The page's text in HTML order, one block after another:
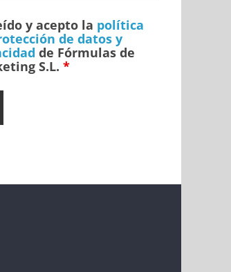
y acepto la política
de datos y
de Fórmulas de
S.L. *